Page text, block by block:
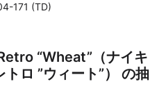
171 (TD)
“Wheat”（ナイキ
ロ ”ウィート”） の抽